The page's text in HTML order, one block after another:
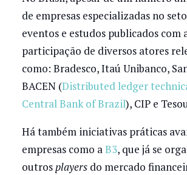
de empresas especializadas no
eventos e estudos publicados com
participação de diversos atores
como: Bradesco, Itaú Unibanco,
BACEN (Distributed ledger
Central Bank of Brazil), CIP e
Há também iniciativas práticas
empresas como aB3, que já se
outrosplayersdo mercado